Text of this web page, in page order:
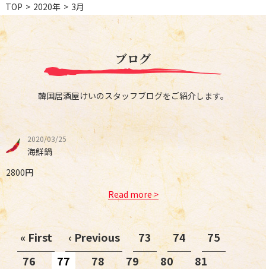
TOP > 2020年 > 3月
ブログ
韓国居酒屋けいのスタッフブログをご紹介します。
2020/03/25
海鮮鍋
2800円
Read more >
« First ‹ Previous 73 74
75
76
77 78 79 80
81